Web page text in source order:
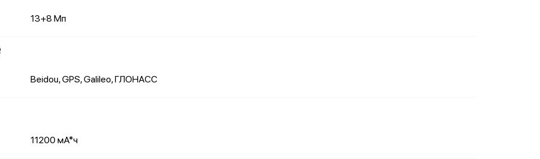
13+8 Мп
Beidou, GPS, Galileo, ГЛОНАСС
11200 мА*ч